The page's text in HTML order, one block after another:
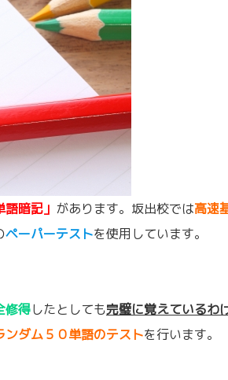
語暗記」 があります。坂出校では高速
ペーパーテストを使用しています。
修得したとしても完璧に覚えているわ
ダム５０単語のテストを行います。